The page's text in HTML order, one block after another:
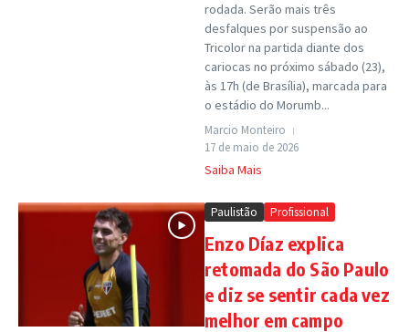
rodada. Serão mais três
desfalques por suspensão ao
Tricolor na partida diante dos
cariocas no próximo sábado (23),
às 17h (de Brasília), marcada para
o estádio do Morumb...
Marcio Monteiro
17 de maio de 2026
Saiba Mais
Paulistão Profissional
Enzo Díaz explica
retomada do São Paulo
e diz se sentir cada vez
melhor em campo